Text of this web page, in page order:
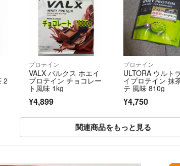
2
プロテイン
VALX バルクス ホエイ
プロテイン チョコレー
ト風味 1kg
¥4,899
プロテイン
ULTORA ウルト
イプロテイン 抹
テ 風味 810g
¥4,750
関連商品をもっと見る